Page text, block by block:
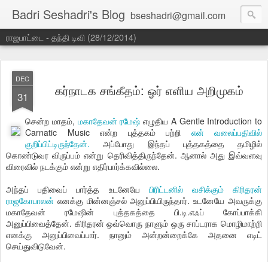
Badri Seshadri's Blog bseshadri@gmail.com
ராஜபாட்டை - தந்தி டிவி (28/12/2014)
DEC
31 கர்நாடக சங்கீதம்: ஓர் எளிய அறிமுகம்
சென்ற மாதம், மகாதேவன் ரமேஷ் எழுதிய A Gentle Introduction to
Carnatic Music என்ற புத்தகம் பற்றி என் வலைப்பதிவில்
குறிப்பிட்டிருந்தேன். அப்போது இந்தப் புத்தகத்தை தமிழில்
கொண்டுவர விருப்பம் என்று தெரிவித்திருந்தேன். ஆனால் அது இவ்வளவு
விரைவில் நடக்கும் என்று எதிர்பார்க்கவில்லை.
அந்தப் பதிவைப் பார்த்த உடனேயே பிரிட்டனில் வசிக்கும் கிரிதரன்
ராஜகோபாலன் எனக்கு மின்னஞ்சல் அனுப்பியிருந்தார். உடனேயே அவருக்கு
மகாதேவன் ரமேஷின் புத்தகத்தை பி.டி.எஃப் கோப்பாக்கி
அனுப்பிவைத்தேன். கிரிதரன் ஒவ்வொரு நாளும் ஒரு சாப்டராக மொழிமாற்றி
எனக்கு அனுப்பிவைப்பார். நானும் அன்றன்றைக்கே அதனை எடிட்
செய்துவிடுவேன்.